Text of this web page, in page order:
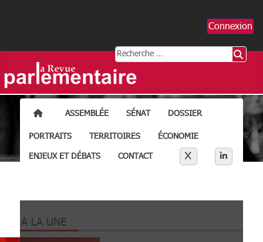
Connexion
Rechercher
ACCUEILASSEMBLÉE SÉNAT
DOSSIER
PORTRAITS
TERRITOIRES
ÉCONOMIE
ENJEUX ET DÉBATS
CONTACT Séparateur liens
À LA UNE